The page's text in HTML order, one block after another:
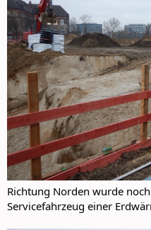
Richtung Norden wurde
Servicefahrzeug einer